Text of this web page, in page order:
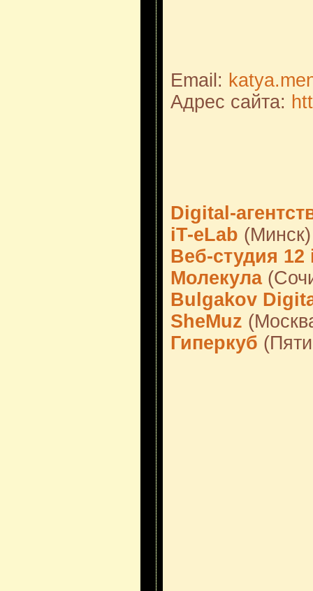
Email:
Адрес сайта:
Digital-
iT-eLab (Минск)
Веб-студия 12
Молекула
Bulgakov
SheMuz
Гиперкуб